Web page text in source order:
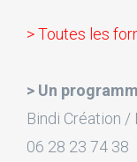
> Toutes les
> Un
Bindi Création /
06 28 23 74 38